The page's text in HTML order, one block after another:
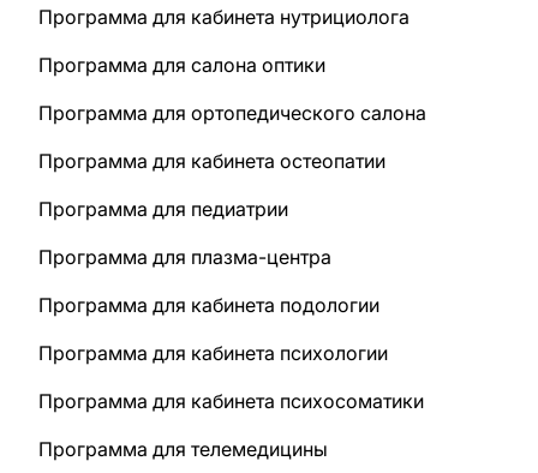
Программа для кабинета нутрициолога
Программа для салона оптики
Программа для ортопедического салона
Программа для кабинета остеопатии
Программа для педиатрии
Программа для плазма-центра
Программа для кабинета подологии
Программа для кабинета психологии
Программа для кабинета психосоматики
Программа для телемедицины